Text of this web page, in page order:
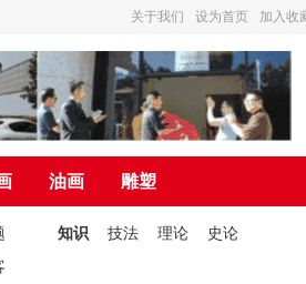
加入收
设为首页
关于我们
油画 雕塑
知识 技法 理论 史论